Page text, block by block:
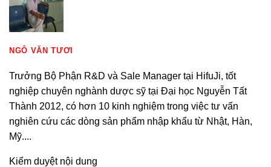
NGÔ VĂN TƯƠI
Trưởng Bộ Phận R&D và Sale Manager tại HifuJi, tốt
nghiệp chuyên nghành dược sỹ tại Đại học Nguyễn Tất
Thành 2012, có hơn 10 kinh nghiệm trong việc tư vấn
nghiên cứu các dòng sản phẩm nhập khẩu từ Nhật, Hàn,
Mỹ....
Kiểm duyệt nội dung